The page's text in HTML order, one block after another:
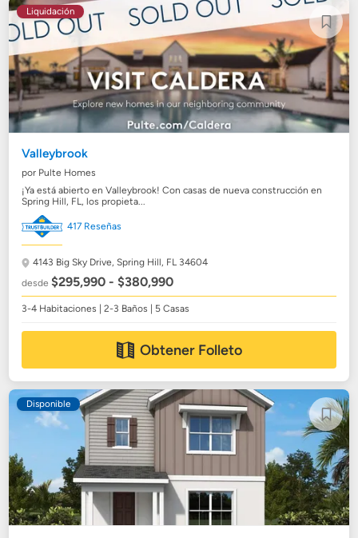
Liquidación
Valleybrook
por Pulte Homes
¡Ya está abierto en Valleybrook! Con casas de nueva construcción en
Spring Hill, FL, los propieta...
417 Reseñas
4143 Big Sky Drive,Spring Hill, FL 34604
desde$295,990 - $380,990
3-4 Habitaciones | 2-3 Baños | 5 Casas
Obtener Folleto
Disponible